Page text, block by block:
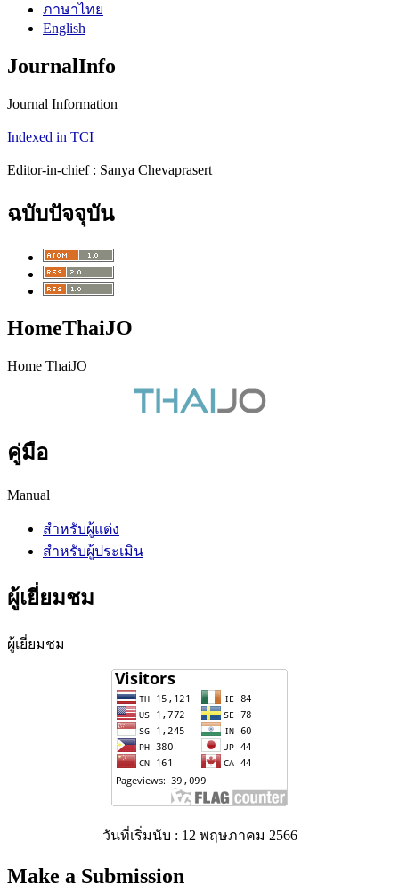
ภาษาไทย
English
JournalInfo
Journal Information
Indexed in TCI
Editor-in-chief : Sanya Chevaprasert
ฉบับปัจจุบัน
HomeThaiJO
Home ThaiJO
คู่มือ
Manual
สำหรับผู้แต่ง
สำหรับผู้ประเมิน
ผู้เยี่ยมชม
ผู้เยี่ยมชม
วันที่เริ่มนับ : 12 พฤษภาคม 2566
Make a Submission